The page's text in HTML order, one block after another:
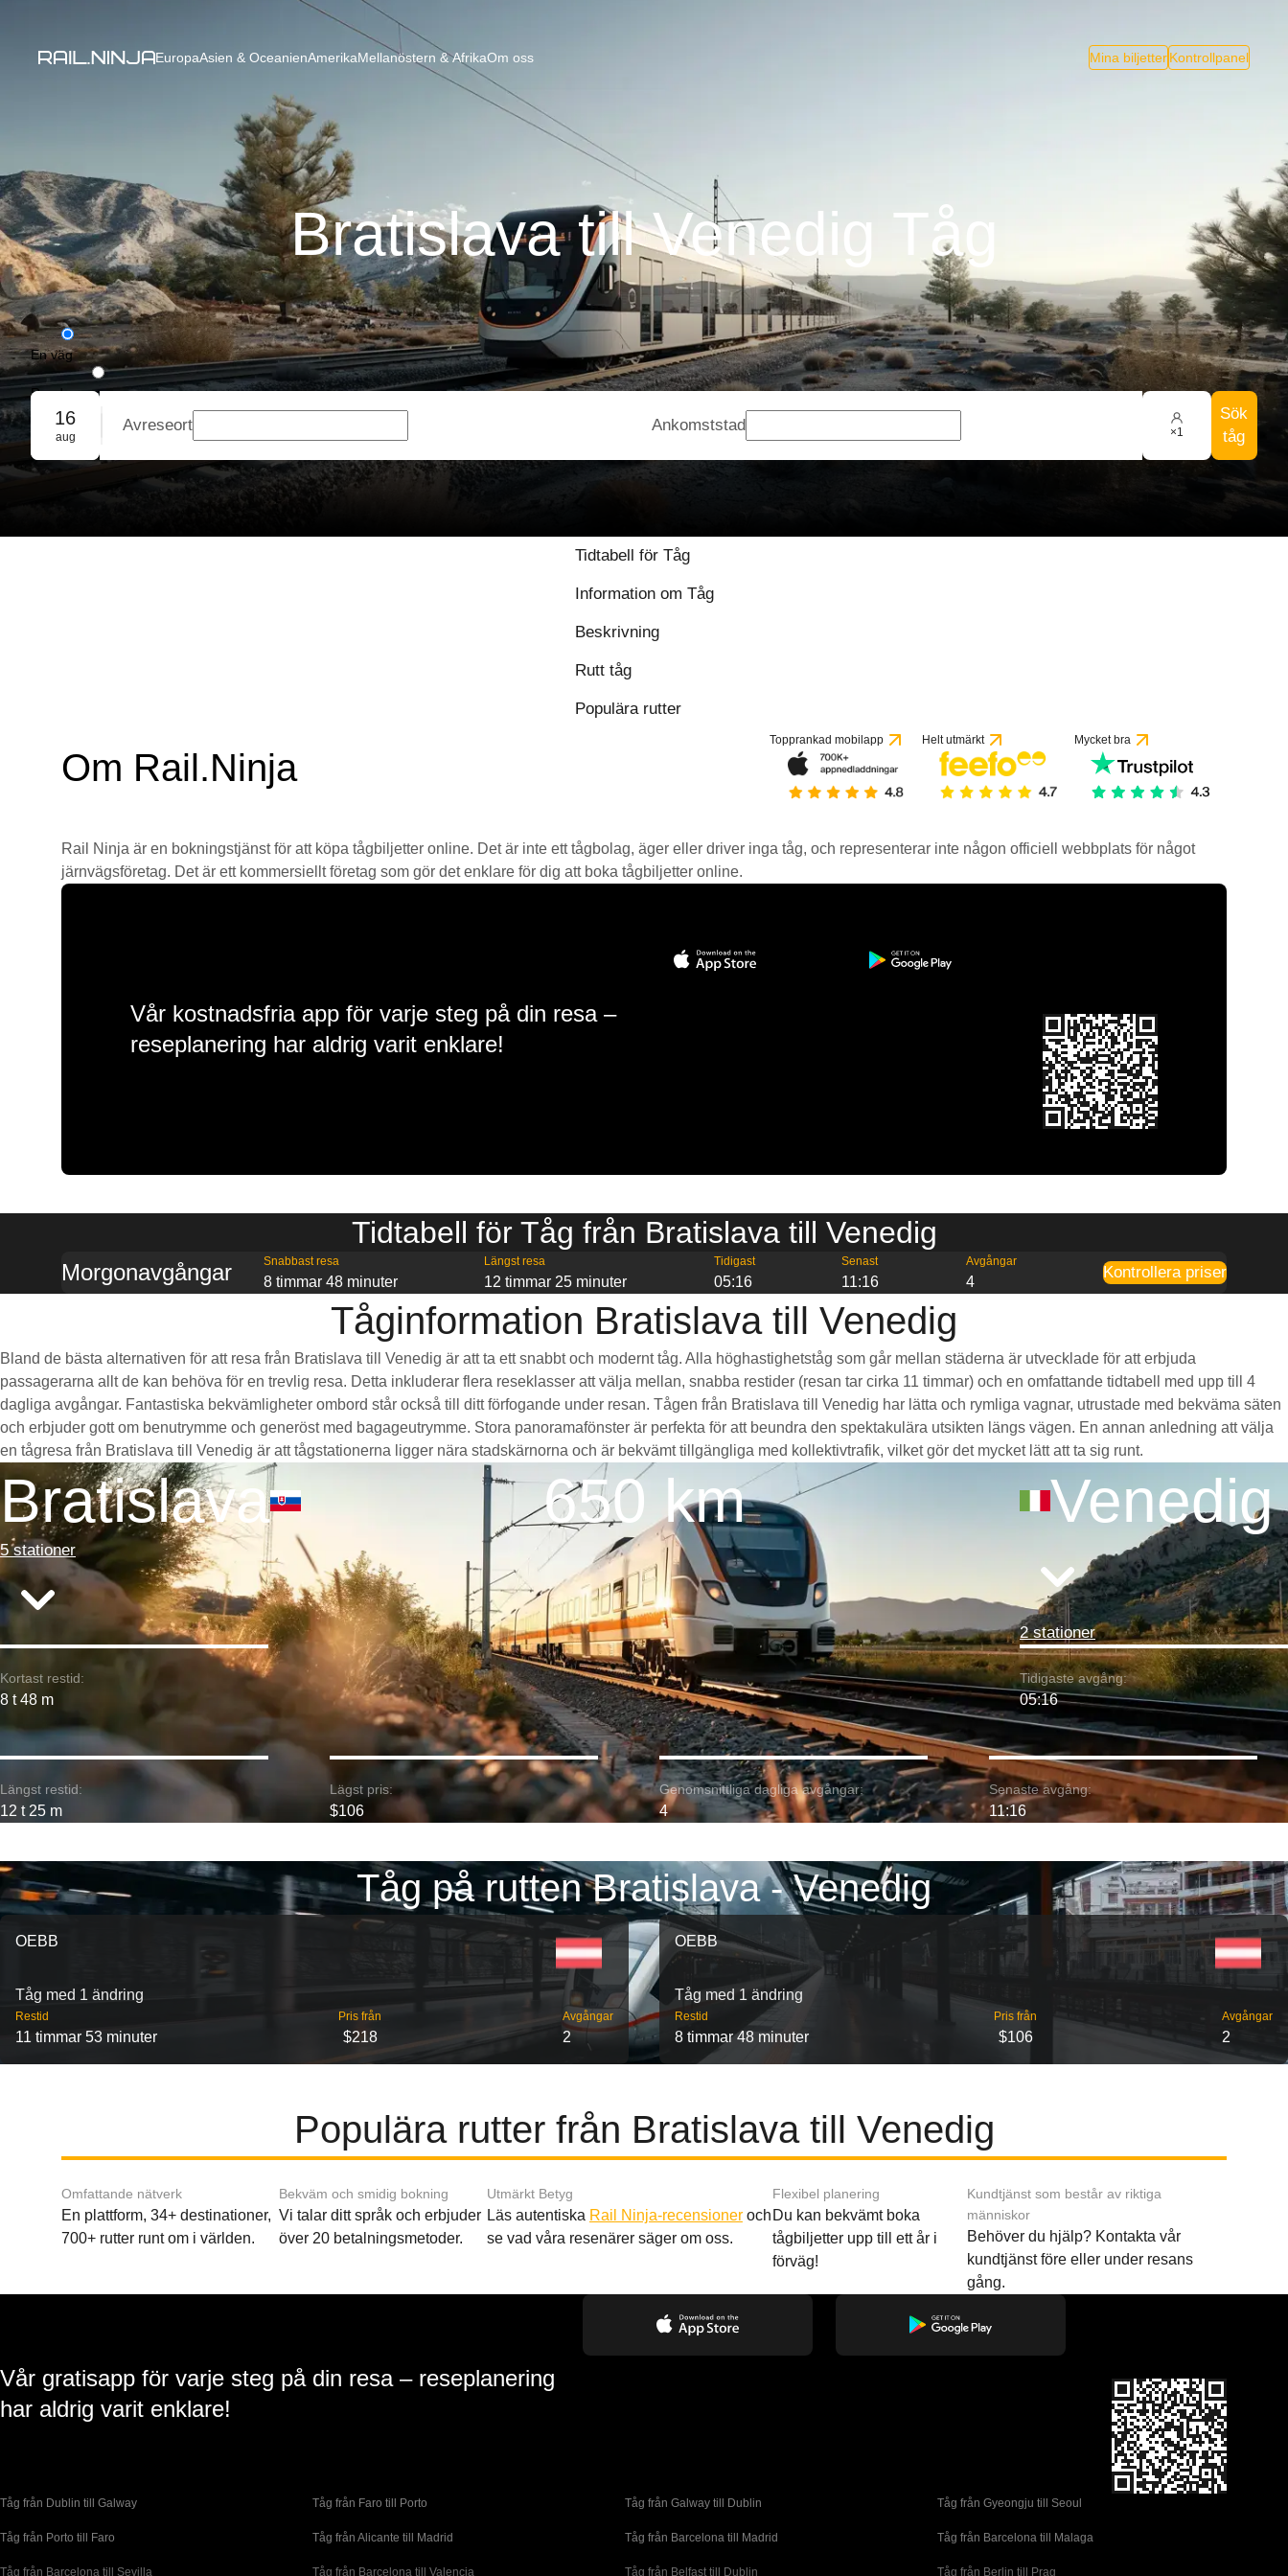
EuropaAsien & OceanienAmerikaMellanöstern & AfrikaOm oss Mina biljetterKontrollpanel
Bratislava till Venedig Tåg
En väg
Rundresa
Gruppbokning
16
aug
Avreseort Ankomststad ×1
Sök
tåg
Tidtabell för Tåg
Information om Tåg
Beskrivning
Rutt tåg
Populära rutter
Om Rail.Ninja
Topprankad mobilapp Helt utmärkt Mycket bra
Rail Ninja är en bokningstjänst för att köpa tågbiljetter online. Det är inte ett tågbolag, äger eller driver inga tåg, och representerar inte någon officiell webbplats för något
järnvägsföretag. Det är ett kommersiellt företag som gör det enklare för dig att boka tågbiljetter online.
Vår kostnadsfria app för varje steg på din resa –
reseplanering har aldrig varit enklare!
Tidtabell för Tåg från Bratislava till Venedig
Morgonavgångar Snabbast resa
8 timmar 48 minuter
Längst resa
12 timmar 25 minuter
Tidigast
05:16
Senast
11:16
Avgångar
4
Kontrollera priser
Tåginformation Bratislava till Venedig
Bland de bästa alternativen för att resa från Bratislava till Venedig är att ta ett snabbt och modernt tåg. Alla höghastighetståg som går mellan städerna är utvecklade för att erbjuda
passagerarna allt de kan behöva för en trevlig resa. Detta inkluderar flera reseklasser att välja mellan, snabba restider (resan tar cirka 11 timmar) och en omfattande tidtabell med upp till 4
dagliga avgångar. Fantastiska bekvämligheter ombord står också till ditt förfogande under resan. Tågen från Bratislava till Venedig har lätta och rymliga vagnar, utrustade med bekväma säten
och erbjuder gott om benutrymme och generöst med bagageutrymme. Stora panoramafönster är perfekta för att beundra den spektakulära utsikten längs vägen. En annan anledning att välja
en tågresa från Bratislava till Venedig är att tågstationerna ligger nära stadskärnorna och är bekvämt tillgängliga med kollektivtrafik, vilket gör det mycket lätt att ta sig runt.
Bratislava
5 stationer
650 km Venedig
2 stationer
Kortast restid:
8 t 48 m
Tidigaste avgång:
05:16
Längst restid:
12 t 25 m
Lägst pris:
$106
Genomsnittliga dagliga avgångar:
4
Senaste avgång:
11:16
Tåg på rutten Bratislava - Venedig
OEBB
Tåg med 1 ändring
Restid
11 timmar 53 minuter
Pris från
$218
Avgångar
2
OEBB
Tåg med 1 ändring
Restid
8 timmar 48 minuter
Pris från
$106
Avgångar
2
Populära rutter från Bratislava till Venedig
Omfattande nätverk
En plattform, 34+ destinationer,
700+ rutter runt om i världen.
Bekväm och smidig bokning
Vi talar ditt språk och erbjuder
över 20 betalningsmetoder.
Utmärkt Betyg
Läs autentiska Rail Ninja-recensioneroch
se vad våra resenärer säger om oss.
Flexibel planering
Du kan bekvämt boka
tågbiljetter upp till ett år i
förväg!
Kundtjänst som består av riktiga
människor
Behöver du hjälp? Kontakta vår
kundtjänst före eller under resans
gång.
Vår gratisapp för varje steg på din resa – reseplanering
har aldrig varit enklare!
Tåg från Dublin till Galway Tåg från Faro till Porto Tåg från Galway till Dublin Tåg från Gyeongju till Seoul
Tåg från Porto till Faro Tåg från Alicante till Madrid Tåg från Barcelona till Madrid Tåg från Barcelona till Malaga
Tåg från Barcelona till Sevilla Tåg från Barcelona till Valencia Tåg från Belfast till Dublin Tåg från Berlin till Prag